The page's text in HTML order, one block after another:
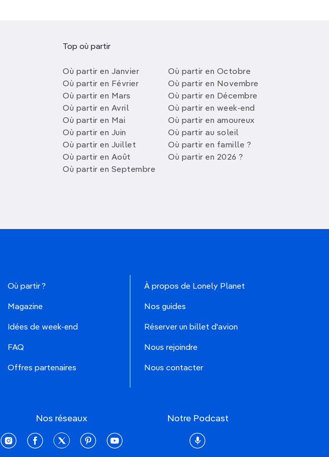
Top où partir
Où partir en Janvier
Où partir en Février
Où partir en Mars
Où partir en Avril
Où partir en Mai
Où partir en Juin
Où partir en Juillet
Où partir en Août
Où partir en Septembre
Où partir en Octobre
Où partir en Novembre
Où partir en Décembre
Où partir en week-end
Où partir en amoureux
Où partir au soleil
Où partir en famille ?
Où partir en 2026 ?
Où partir ?
Magazine
Idées de week-end
FAQ
Offres partenaires
À propos de Lonely Planet
Nos guides
Réserver un billet d'avion
Nous rejoindre
Nous contacter
Nos réseaux
instagramfacebooktwitter pinterestyoutube
Notre Podcast
Podcast